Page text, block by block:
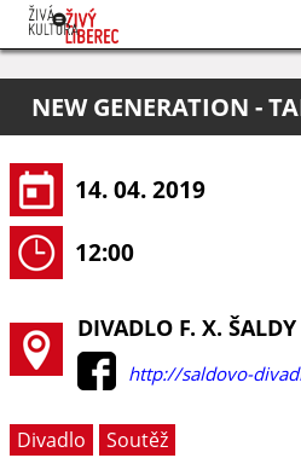
O projektu
Pořadatelé
NEW GENERATION -
14. 04. 2019
12:00
DIVADLO F. X. ŠALDY
http://saldovo-
Divadlo
Soutěž